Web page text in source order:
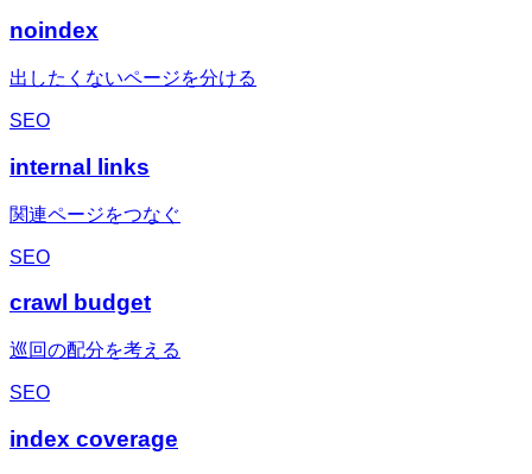
noindex
出したくないページを分ける
SEO
internal links
関連ページをつなぐ
SEO
crawl budget
巡回の配分を考える
SEO
index coverage